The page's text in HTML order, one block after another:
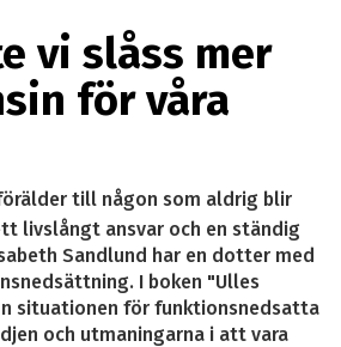
vi slåss mer
för våra
till någon som aldrig blir
livslångt ansvar och en ständig
Sandlund har en dotter med
I boken "Ulles
situationen för funktionsnedsatta
och utmaningarna i att vara